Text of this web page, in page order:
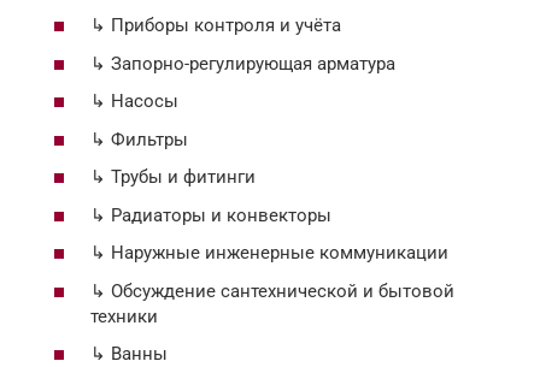
↳ Приборы контроля и учёта
↳ Запорно-регулирующая арматура
↳ Насосы
↳ Фильтры
↳ Трубы и фитинги
↳ Радиаторы и конвекторы
↳ Наружные инженерные коммуникации
↳ Обсуждение сантехнической и бытовой
техники
↳ Ванны